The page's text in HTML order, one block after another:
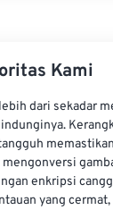
Kami
dari sekadar
enkripsi
yang